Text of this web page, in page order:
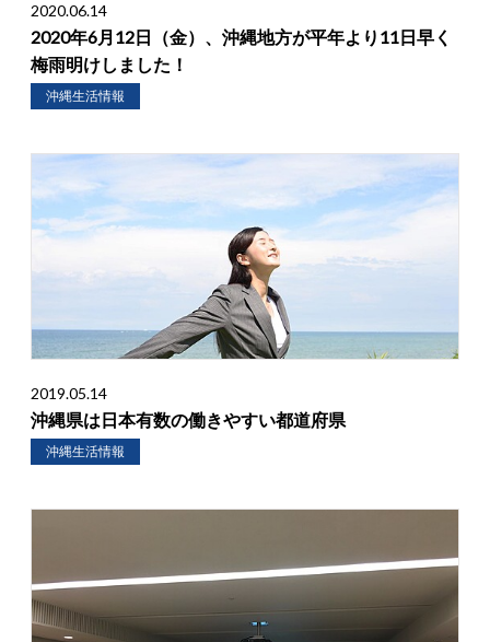
2020.06.14
2020年6月12日（金）、沖縄地方が平年より11日早く
梅雨明けしました！
沖縄生活情報
2019.05.14
沖縄県は日本有数の働きやすい都道府県
沖縄生活情報